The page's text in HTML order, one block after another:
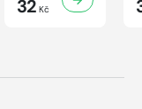
32 Kč